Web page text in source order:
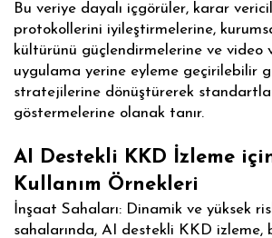
Bu veriye dayalı içgörüler, karar
protokollerini iyileştirmelerine,
kültürünü güçlendirmelerine ve video
uygulama yerine eyleme geçirilebilir
stratejilerine dönüştürerek
göstermelerine olanak tanır.
AI Destekli KKD İzleme
Kullanım Örnekleri
İnşaat Sahaları: Dinamik ve yüksek
sahalarında, AI destekli KKD izleme,